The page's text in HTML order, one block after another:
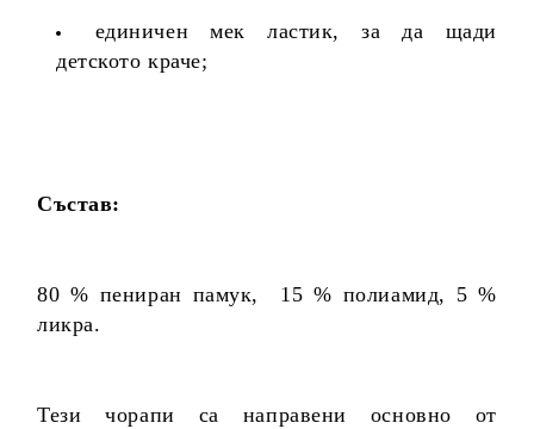
единичен мек ластик, за да щади
детското краче;
Състав:
80 % пениран памук, 15 % полиамид, 5 %
ликра.
Тези чорапи са направени основно от